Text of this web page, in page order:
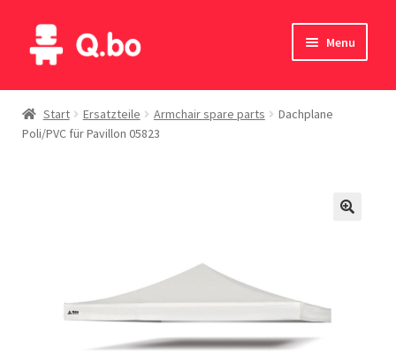
Skip
to
Skip
to
Menu
Home
Blog
English
Start Ersatzteile Armchair spare parts
Dachplane
Poli/PVC für Pavillon 05823